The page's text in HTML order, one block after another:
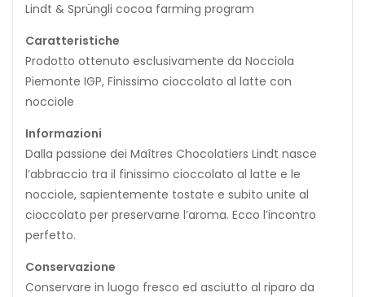
Lindt & Sprüngli cocoa farming program
Caratteristiche
Prodotto ottenuto esclusivamente da Nocciola
Piemonte IGP, Finissimo cioccolato al latte con
nocciole
Informazioni
Dalla passione dei Maîtres Chocolatiers Lindt nasce
l’abbraccio tra il finissimo cioccolato al latte e le
nocciole, sapientemente tostate e subito unite al
cioccolato per preservarne l’aroma. Ecco l’incontro
perfetto.
Conservazione
Conservare in luogo fresco ed asciutto al riparo da